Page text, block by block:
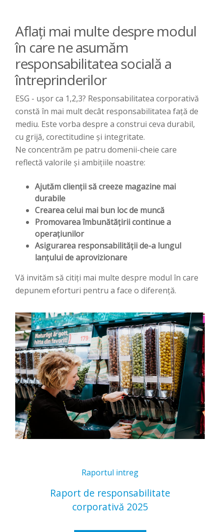
Aflați mai multe despre modul
în care ne asumăm
responsabilitatea socială a
întreprinderilor
ESG - ușor ca 1,2,3? Responsabilitatea corporativă
constă în mai mult decât responsabilitatea față de
mediu. Este vorba despre a construi ceva durabil,
cu grijă, corectitudine și integritate.
Ne concentrăm pe patru domenii-cheie care
reflectă valorile și ambițiile noastre:
Ajutăm clienții să creeze magazine mai
durabile
Crearea celui mai bun loc de muncă
Promovarea îmbunătățirii continue a
operațiunilor
Asigurarea responsabilității de-a lungul
lanțului de aprovizionare
Vă invităm să citiți mai multe despre modul în care
depunem eforturi pentru a face o diferență.
Raportul intreg
Raport de responsabilitate
corporativă 2025